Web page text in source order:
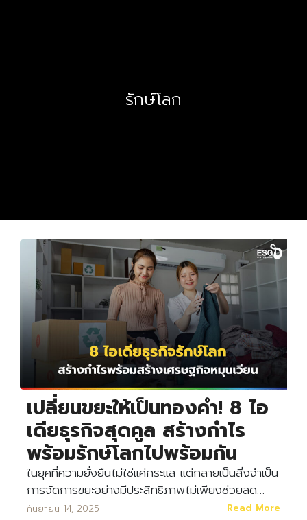
รักษ์โลก
เปลี่ยนขยะให้เป็นทองคำ! 8 ไอ
เดียธุรกิจสุดคูล สร้างกำไร
พร้อมรักษ์โลกไปพร้อมกัน
ในยุคที่ความยั่งยืนไม่ใช่แค่กระแส แต่กลายเป็นสิ่งจำเป็น
การจัดการขยะอย่างมีประสิทธิภาพไม่เพียงช่วยลด…
กันยายน 14, 2025 Read More